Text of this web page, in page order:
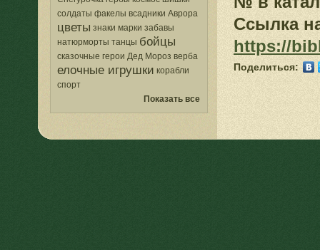
солдаты факелы всадники Аврора
цветы знаки марки забавы
натюрморты танцы бойцы
сказочные герои Дед Мороз верба
елочные игрушки корабли
спорт
Показать все
Ссылка
https://
Поделиться: